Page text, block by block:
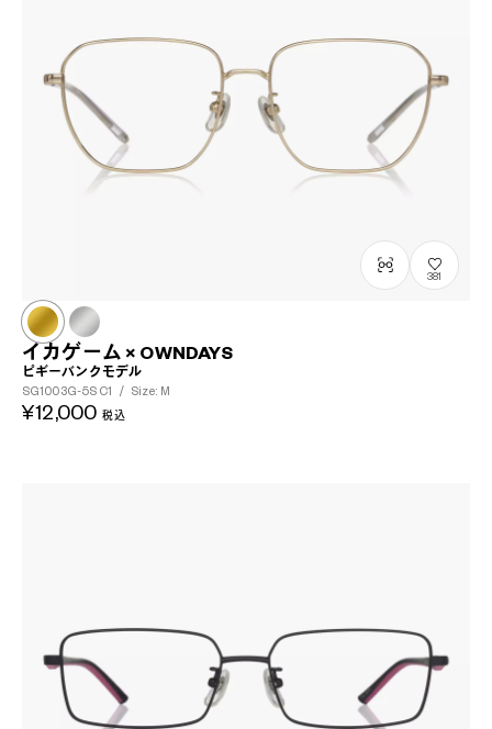
381
イカゲーム × OWNDAYS
ピギーバンクモデル
SG1003G-5S C1 / Size: M
¥12,000 税込